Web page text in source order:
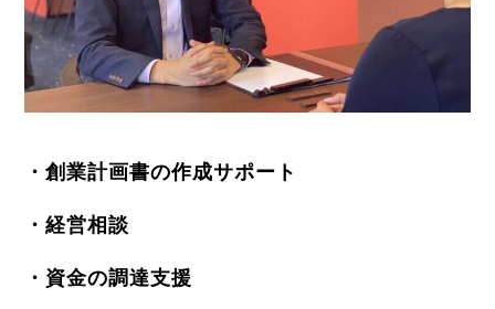
・創業計画書の作成サポート
・経営相談
・資金の調達支援